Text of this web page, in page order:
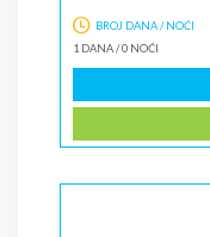
BROJ DANA / NOĆI
1 DANA/0 NOĆI